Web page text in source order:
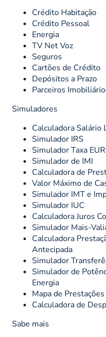
Crédito Habitação
Crédito Pessoal
Energia
TV Net Voz
Seguros
Cartões de Crédito
Depósitos a Prazo
Parceiros
Simuladores
Calculadora Salário
Simulador IRS
Simulador Taxa
Simulador de IMI
Calculadora de
Valor Máximo de
Simulador IMT e
Simulador IUC
Calculadora Juros
Simulador Mais-
Calculadora
Antecipada
Simulador
Simulador de
Energia
Mapa de
Calculadora de
Sabe mais